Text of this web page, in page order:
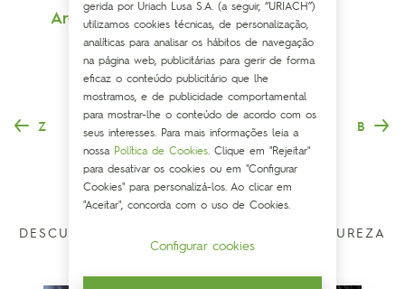
Argila branca
Z B
DESCUBRA COMO MELHORAR COM A NATUREZA
gerida por Uriach Lusa S.A. (a seguir, “URIACH”)
utilizamos cookies técnicas, de personalização,
analíticas para analisar os hábitos de navegação
na página web, publicitárias para gerir de forma
eficaz o conteúdo publicitário que lhe
mostramos, e de publicidade comportamental
para mostrar-lhe o conteúdo de acordo com os
seus interesses. Para mais informações leia a
nossa Política de Cookies . Clique em "Rejeitar"
para desativar os cookies ou em "Configurar
Cookies" para personalizá-los. Ao clicar em
"Aceitar", concorda com o uso de Cookies.
Configurar cookies